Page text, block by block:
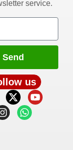
service.
Send
us